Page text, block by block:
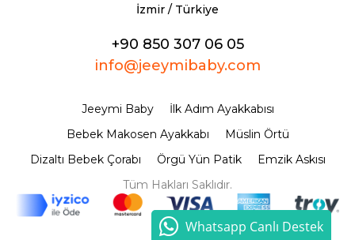
İzmir / Türkiye
+90 850 307 06 05
info@jeeymibaby.com
Jeeymi Baby
İlk Adım Ayakkabısı
Bebek Makosen Ayakkabı
Müslin Örtü
Dizaltı Bebek Çorabı
Örgü Yün Patik
Emzik Askısı
Tüm Hakları Saklıdır.
Whatsapp Canlı Destek